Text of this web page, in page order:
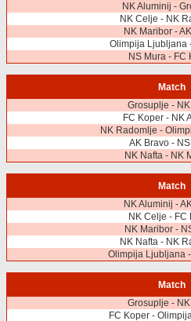
NK Aluminij -
NK Celje - NK
NK Maribor -
Olimpija Ljubljana
NS Mura - FC
Match
Grosuplje -
FC Koper - NK
NK Radomlje -
AK Bravo -
NK Nafta - NK
Match
NK Aluminij -
NK Celje - FC
NK Maribor -
NK Nafta - NK
Olimpija Ljubljana
Match
Grosuplje -
FC Koper -